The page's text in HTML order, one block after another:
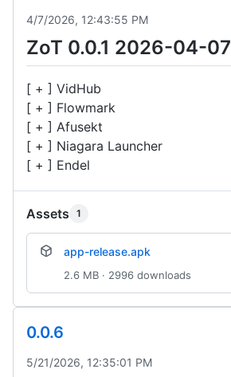
4/7/2026, 12:43:55 PM
ZoT 0.0.1 2026-04-07
[ + ] VidHub
[ + ] Flowmark
[ + ] Afusekt
[ + ] Niagara Launcher
[ + ] Endel
Assets 1
app-release.apk
2.6 MB · 2996 downloads
0.0.6
5/21/2026, 12:35:01 PM